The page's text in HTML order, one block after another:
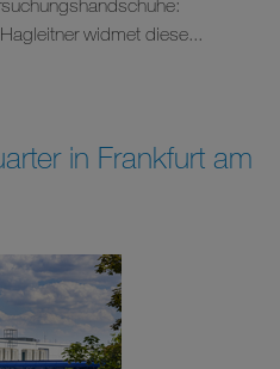
widmet diese...
in Frankfurt am